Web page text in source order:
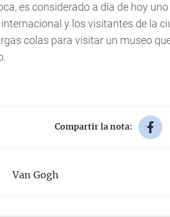
es considerado a día de hoy
y los visitantes de la
colas para visitar un museo
Compartir la nota:
Van Gogh